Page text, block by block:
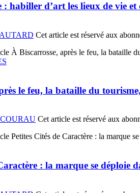
: habiller d’art les lieux de vie
Cet article est réservé aux
le feu, la bataille du
Cet article est réservé aux
: la marque se déploie